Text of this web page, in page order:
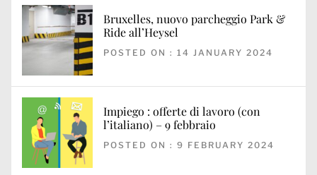
Bruxelles, nuovo parcheggio Park &
Ride all’Heysel
POSTED ON : 14 JANUARY 2024
Impiego : offerte di lavoro (con
l’italiano) – 9 febbraio
POSTED ON : 9 FEBRUARY 2024